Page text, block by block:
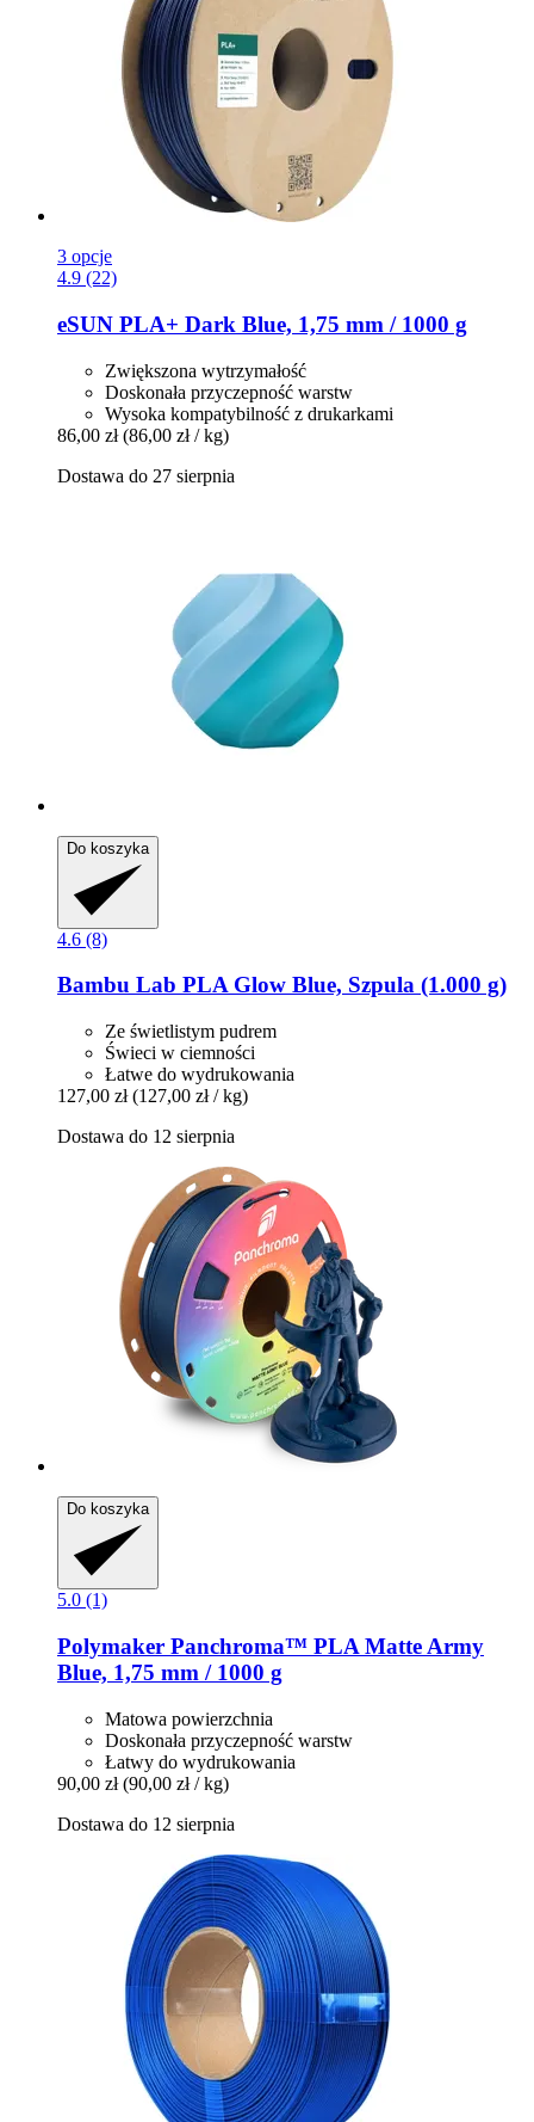
3 opcje
4.9 (22)
eSUN PLA+ Dark Blue, 1,75 mm / 1000 g
Zwiększona wytrzymałość
Doskonała przyczepność warstw
Wysoka kompatybilność z drukarkami
86,00 zł (86,00 zł / kg)
Dostawa do 27 sierpnia
Do koszyka
4.6 (8)
Bambu Lab PLA Glow Blue, Szpula (1.000 g)
Ze świetlistym pudrem
Świeci w ciemności
Łatwe do wydrukowania
127,00 zł (127,00 zł / kg)
Dostawa do 12 sierpnia
Do koszyka
5.0 (1)
Polymaker Panchroma™ PLA Matte Army
Blue, 1,75 mm / 1000 g
Matowa powierzchnia
Doskonała przyczepność warstw
Łatwy do wydrukowania
90,00 zł (90,00 zł / kg)
Dostawa do 12 sierpnia